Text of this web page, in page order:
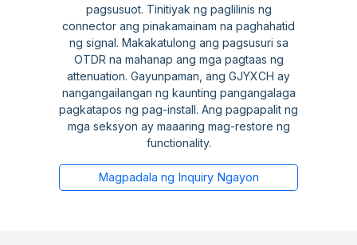
pagsusuot. Tinitiyak ng paglilinis ng
connector ang pinakamainam na paghahatid
ng signal. Makakatulong ang pagsusuri sa
OTDR na mahanap ang mga pagtaas ng
attenuation. Gayunpaman, ang GJYXCH ay
nangangailangan ng kaunting pangangalaga
pagkatapos ng pag-install. Ang pagpapalit ng
mga seksyon ay maaaring mag-restore ng
functionality.
Magpadala ng Inquiry Ngayon